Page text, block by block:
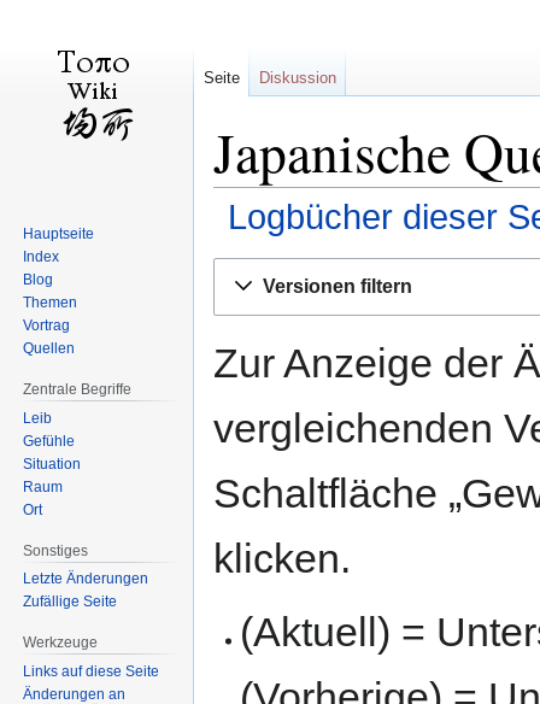
Japanische
Logbücher dieser
Navigation
Suche
Versionen filtern
Zur Anzeige der
vergleichenden
Schaltfläche
klicken.
(Aktuell) =
Seite Diskussion
Hauptseite
Index
Blog
Themen
Vortrag
Quellen
Zentrale Begriffe
Leib
Gefühle
Situation
Raum
Ort
Sonstiges
Letzte Änderungen
Zufällige Seite
Werkzeuge
Links auf diese Seite
Änderungen an